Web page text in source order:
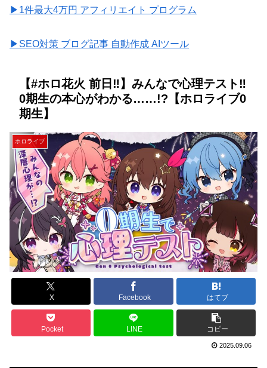
▶1件最大4万円 アフィリエイト プログラム
▶SEO対策 ブログ記事 自動作成 AIツール
【#ホロ花火 前日‼】みんなで心理テスト‼
0期生の本心がわかる……!?【ホロライブ0
期生】
ホロライブ
X Facebook はてブ
Pocket LINE コピー
2025.09.06